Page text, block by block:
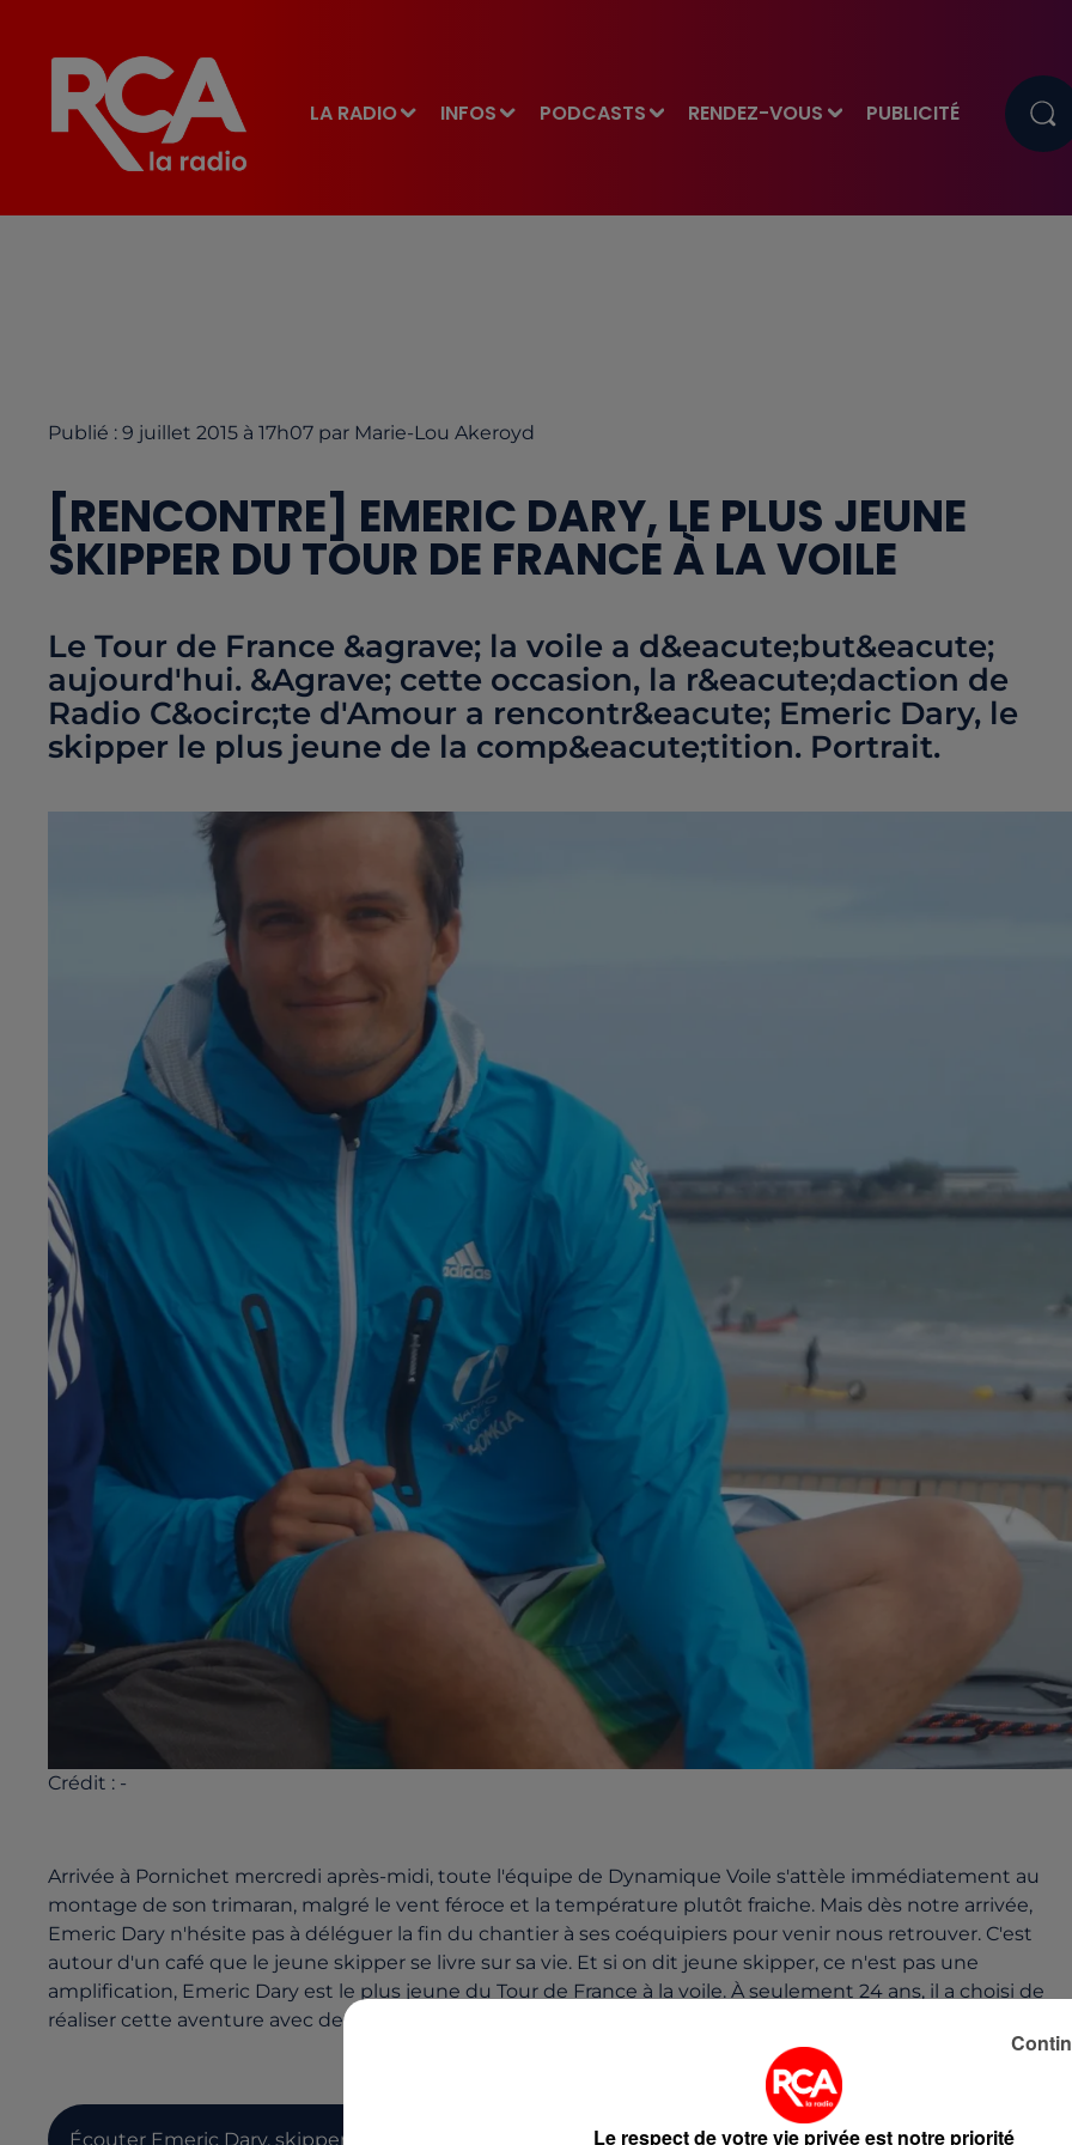
LA RADIO INFOS PODCASTS RENDEZ-VOUS PUBLICITÉ
Publié : 9 juillet 2015 à 17h07 par Marie-Lou Akeroyd
[RENCONTRE] EMERIC DARY, LE PLUS JEUNE
SKIPPER DU TOUR DE FRANCE À LA VOILE
Le Tour de France &agrave; la voile a d&eacute;but&eacute;
aujourd'hui. &Agrave; cette occasion, la r&eacute;daction de
Radio C&ocirc;te d'Amour a rencontr&eacute; Emeric Dary, le
skipper le plus jeune de la comp&eacute;tition. Portrait.
Crédit : -
Arrivée à Pornichet mercredi après-midi, toute l'équipe de Dynamique Voile s'attèle immédiatement au
montage de son trimaran, malgré le vent féroce et la température plutôt fraiche. Mais dès notre arrivée,
Emeric Dary n'hésite pas à déléguer la fin du chantier à ses coéquipiers pour venir nous retrouver. C'est
autour d'un café que le jeune skipper se livre sur sa vie. Et si on dit jeune skipper, ce n'est pas une
amplification, Emeric Dary est le plus jeune du Tour de France à la voile. À seulement 24 ans, il a choisi de
réaliser cette aventure avec des coéquipiers tous aussi jeunes que lui : ils ont tous entre 19 à 27 ans.
Écouter Emeric Dary, skipper de Dynamique voile Le respect de votre vie privée est notre priorité